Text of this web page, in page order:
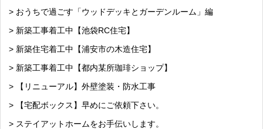
> おうちで過ごす「ウッドデッキとガーデンルーム」編
> 新築工事着工中【池袋RC住宅】
> 新築住宅着工中【浦安市の木造住宅】
> 新築工事着工中【都内某所珈琲ショップ】
> 【リニューアル】外壁塗装・防水工事
> 【宅配ボックス】早めにご依頼下さい。
> ステイアットホームをお手伝いします。